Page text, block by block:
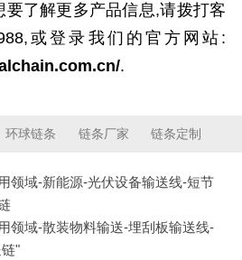
了解更多产品信息,请拨打客
或登录我们的官方网站:
.
环球链条 链条厂家 链条定制
领域-新能源-光伏设备输送线-短节
领域-散装物料输送-埋刮板输送线-
"